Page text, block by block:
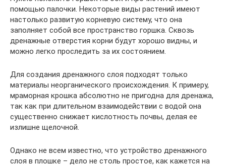
помощью палочки. Некоторые виды растений имеют
настолько развитую корневую систему, что она
заполняет собой все пространство горшка. Сквозь
дренажные отверстия корни будут хорошо видны, и
можно легко проследить за их состоянием.
Для создания дренажного слоя подходят только
материалы неорганического происхождения. К примеру,
мраморная крошка абсолютно не пригодна для дренажа,
так как при длительном взаимодействии с водой она
существенно снижает кислотность почвы, делая ее
излишне щелочной.
Однако не всем известно, что устройство дренажного
слоя в плошке – дело не столь простое, как кажется на